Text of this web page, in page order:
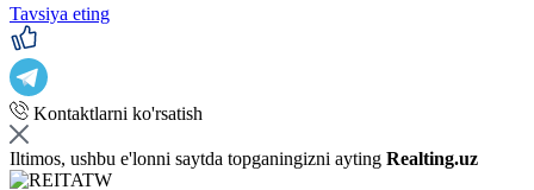
Tavsiya eting
Kontaktlarni ko'rsatish
Iltimos, ushbu e'lonni saytda topganingizni ayting Realting.uz